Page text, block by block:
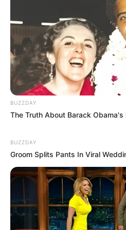
(foto:
BUZZDAY
The Truth About Barack
BUZZDAY
Groom Splits Pants In Viral